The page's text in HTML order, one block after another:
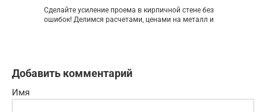
Сделайте усиление проема в кирпичной стене без
ошибок! Делимся расчетами, ценами на металл и
Добавить комментарий
Имя